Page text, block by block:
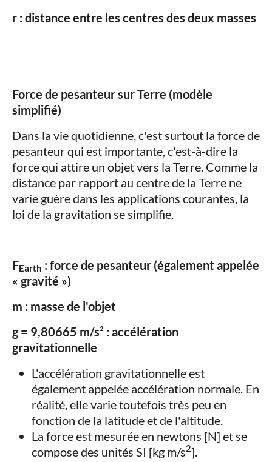
r : distance entre les centres des deux masses
Force de pesanteur sur Terre (modèle
simplifié)
Dans la vie quotidienne, c'est surtout la force de
pesanteur qui est importante, c'est-à-dire la
force qui attire un objet vers la Terre. Comme la
distance par rapport au centre de la Terre ne
varie guère dans les applications courantes, la
loi de la gravitation se simplifie.
FEarth : force de pesanteur (également appelée
« gravité »)
m : masse de l'objet
g = 9,80665 m/s² : accélération
gravitationnelle
L'accélération gravitationnelle est
également appelée accélération normale. En
réalité, elle varie toutefois très peu en
fonction de la latitude et de l'altitude.
La force est mesurée en newtons [N] et se
compose des unités SI [kg m/s2].